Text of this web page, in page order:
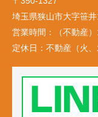
埼玉県狭山市大字笹
営業時間：
（不動産
定休日： 不動産（火、